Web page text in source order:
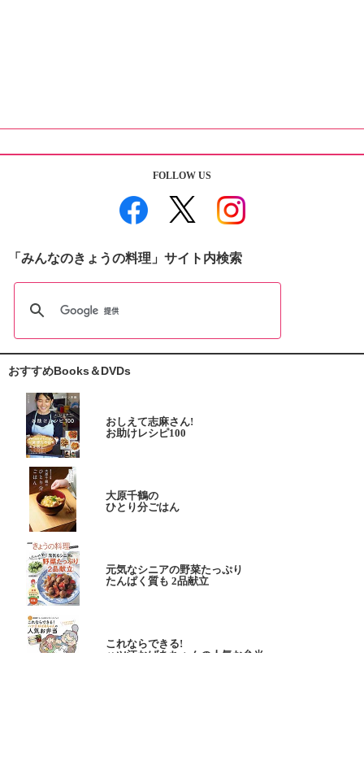
FOLLOW US
「みんなのきょうの料理」サイト内検索
おすすめBooks＆DVDs
おしえて志麻さん!
お助けレシピ100
大原千鶴の
ひとり分ごはん
元気なシニアの野菜たっぷり
たんぱく質も 2品献立
これならできる!
ハツ江おばあちゃんの人気お弁当